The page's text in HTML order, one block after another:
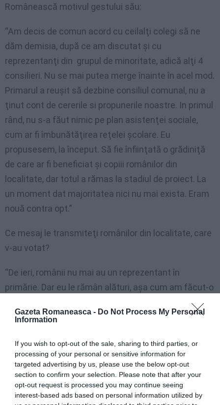
Gazeta Romaneasca - Do Not Process My Personal
Information
If you wish to opt-out of the sale, sharing to third parties, or
processing of your personal or sensitive information for
targeted advertising by us, please use the below opt-out
section to confirm your selection. Please note that after your
opt-out request is processed you may continue seeing
interest-based ads based on personal information utilized by
Românească motivul gestului său:
“Am decis de comun acord cu ceilalţi colegi să ne
dăm demisia, după ce am discutat şi cu
reprezentanţi din grupul de minoritate, adică alţi 4
consilieri. Nu se mai putea merge înainte în acel mod.
Primarul a reuşit să dezbine consiliul comunal, nu a
ţinut cont de cererile si propunerile noastre. In primul
rând, nu s-a făut nimic pe plan asistenţei sociale,
cum ar fi îmbunătăţirea reţelei şcolare. Eu
propusesem, la început. Să fie înfiinţată o grădiniţă
de care ar fi beneficiat şi copiii românilor din
localitate, dar totul a rămas la stadiul de proiect. La
un moment dat majoritatea nici nu mai exista. Eram
nouă contra opt.”
Ce mesaj le transmiteţi românilor din localitate, care
v-au votat?
“De ieri, românii nu mai au un reprezentant în
primărie. Dar eu le rămân alături, aşa cum am făcut-o
şi până acum. Eram la dispoziţia lor şi în afara celor
două zile când eram în primărie. Uşa mea e deschisă,
putut anunţa dinainte, dar nu am putut să o fac,
pentru că decizia a fost luată în ultimul moment.”
Când vor avea loc următoarele alegeri?
“Prefectul Romei a numit un comisar care va decide